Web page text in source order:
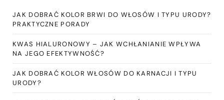
JAK DOBRAĆ KOLOR BRWI DO WŁOSÓW I TYPU URODY?
PRAKTYCZNE PORADY
KWAS HIALURONOWY – JAK WCHŁANIANIE WPŁYWA
NA JEGO EFEKTYWNOŚĆ?
JAK DOBRAĆ KOLOR WŁOSÓW DO KARNACJI I TYPU
URODY?